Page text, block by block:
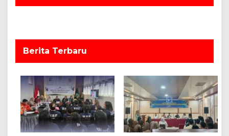
s
Berita Terbaru